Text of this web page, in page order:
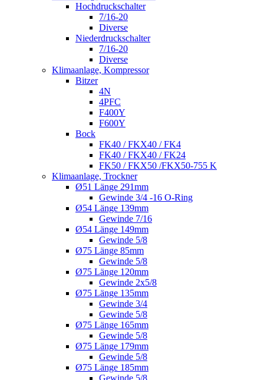
Hochdruckschalter
7/16-20
Diverse
Niederdruckschalter
7/16-20
Diverse
Klimaanlage, Kompressor
Bitzer
4N
4PFC
F400Y
F600Y
Bock
FK40 / FKX40 / FK4
FK40 / FKX40 / FK24
FK50 / FKX50 /FKX50-755 K
Klimaanlage, Trockner
Ø51 Länge 291mm
Gewinde 3/4 -16 O-Ring
Ø54 Länge 139mm
Gewinde 7/16
Ø54 Länge 149mm
Gewinde 5/8
Ø75 Länge 85mm
Gewinde 5/8
Ø75 Länge 120mm
Gewinde 2x5/8
Ø75 Länge 135mm
Gewinde 3/4
Gewinde 5/8
Ø75 Länge 165mm
Gewinde 5/8
Ø75 Länge 179mm
Gewinde 5/8
Ø75 Länge 185mm
Gewinde 5/8